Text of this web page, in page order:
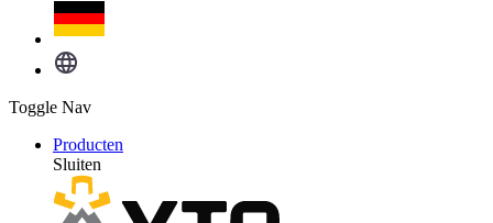
Toggle Nav
Producten
Sluiten